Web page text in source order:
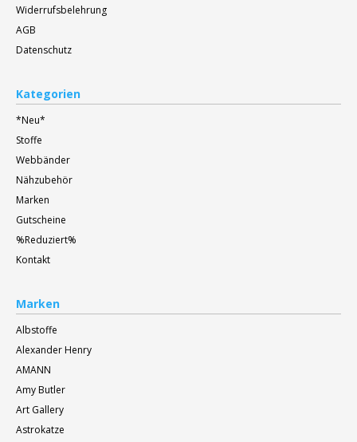
Widerrufsbelehrung
AGB
Datenschutz
Kategorien
*Neu*
Stoffe
Webbänder
Nähzubehör
Marken
Gutscheine
%Reduziert%
Kontakt
Marken
Albstoffe
Alexander Henry
AMANN
Amy Butler
Art Gallery
Astrokatze